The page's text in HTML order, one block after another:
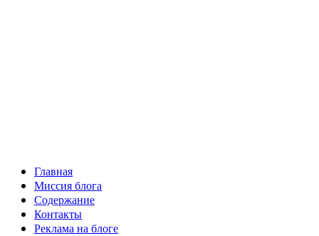
Главная
Миссия блога
Содержание
Контакты
Реклама на блоге